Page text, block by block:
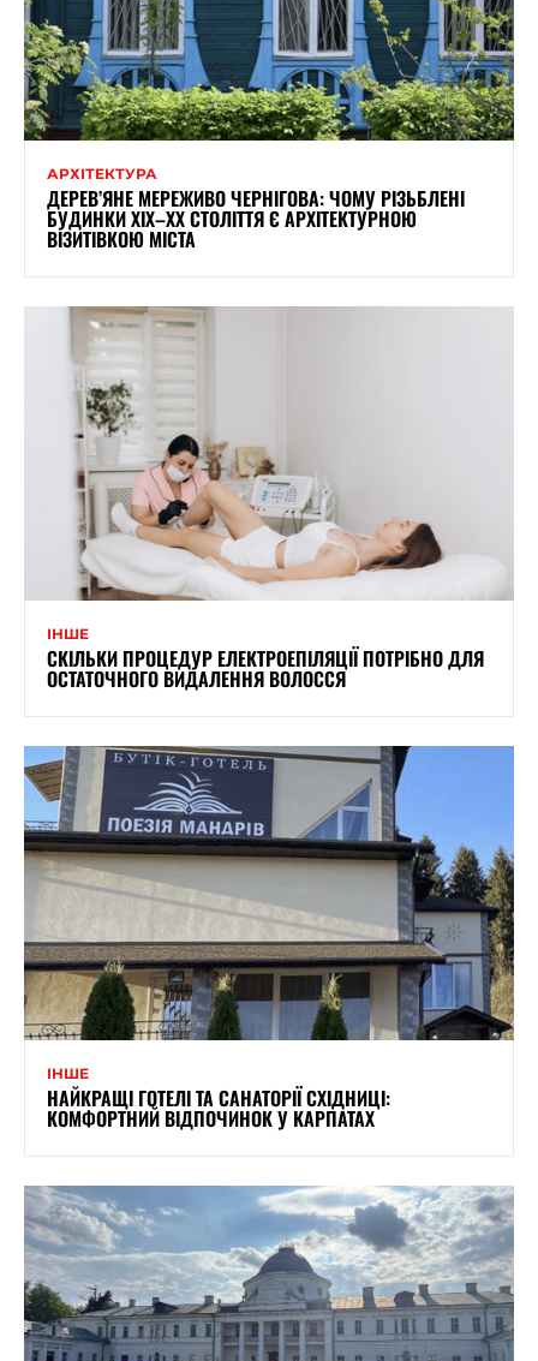
АРХІТЕКТУРА
ДЕРЕВ’ЯНЕ МЕРЕЖИВО ЧЕРНІГОВА: ЧОМУ РІЗЬБЛЕНІ
БУДИНКИ ХІХ–ХХ СТОЛІТТЯ Є АРХІТЕКТУРНОЮ
ВІЗИТІВКОЮ МІСТА
ІНШЕ
СКІЛЬКИ ПРОЦЕДУР ЕЛЕКТРОЕПІЛЯЦІЇ ПОТРІБНО ДЛЯ
ОСТАТОЧНОГО ВИДАЛЕННЯ ВОЛОССЯ
ІНШЕ
НАЙКРАЩІ ГОТЕЛІ ТА САНАТОРІЇ СХІДНИЦІ:
КОМФОРТНИЙ ВІДПОЧИНОК У КАРПАТАХ